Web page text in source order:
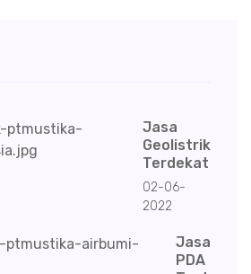
Jasa
Geolistrik
Terdekat
02-06-
2022
Jasa
PDA